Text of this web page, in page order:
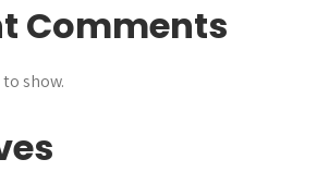
Comments
show.